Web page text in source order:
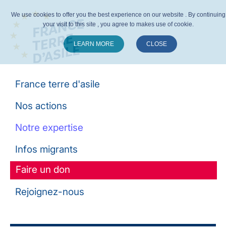
France terre d'asile
Nos actions
Notre expertise
Infos migrants
Faire un don
Rejoignez-nous
We use cookies to offer you the best experience on our website . By continuing
your visit to this site , you agree to makes use of cookie.
LEARN MORE CLOSE